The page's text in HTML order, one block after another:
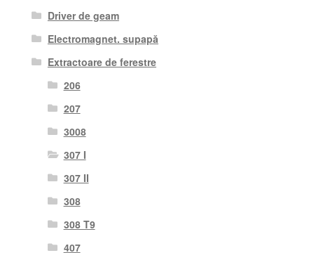
Driver de geam
Electromagnet. supapă
Extractoare de ferestre
206
207
3008
307 I
307 II
308
308 T9
407